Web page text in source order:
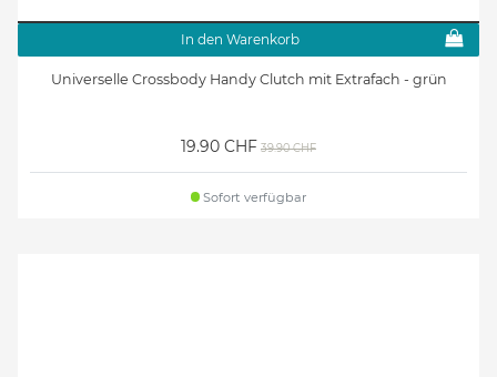
In den Warenkorb
Universelle Crossbody Handy Clutch mit Extrafach - grün
19.90 CHF 39.90 CHF
Sofort verfügbar